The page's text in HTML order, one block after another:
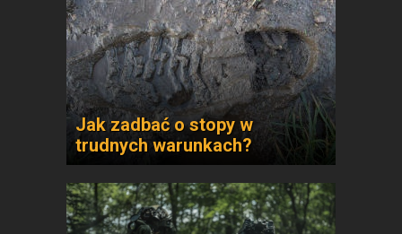
Jak zadbać o stopy w
trudnych warunkach?